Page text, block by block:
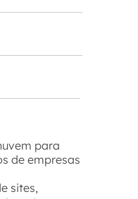
para
de empresas
sites,